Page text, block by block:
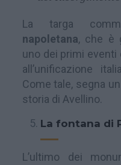
La targa
napoletana, che è
uno dei primi eventi
all’unificazione
Come tale, segna
storia di Avellino.
La fontana di
L’ultimo dei